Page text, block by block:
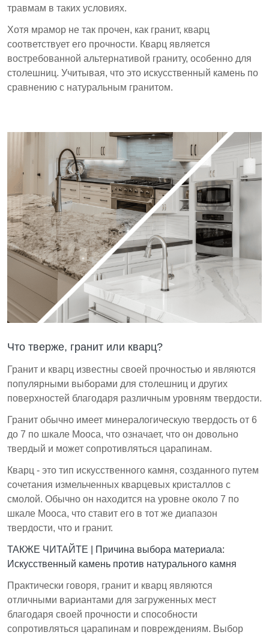
травмам в таких условиях.
Хотя мрамор не так прочен, как гранит, кварц
соответствует его прочности. Кварц является
востребованной альтернативой граниту, особенно для
столешниц. Учитывая, что это искусственный камень по
сравнению с натуральным гранитом.
Что тверже, гранит или кварц?
Гранит и кварц известны своей прочностью и являются
популярными выборами для столешниц и других
поверхностей благодаря различным уровням твердости.
Гранит обычно имеет минералогическую твердость от 6
до 7 по шкале Мооса, что означает, что он довольно
твердый и может сопротивляться царапинам.
Кварц - это тип искусственного камня, созданного путем
сочетания измельченных кварцевых кристаллов с
смолой. Обычно он находится на уровне около 7 по
шкале Мооса, что ставит его в тот же диапазон
твердости, что и гранит.
ТАКЖЕ ЧИТАЙТЕ |
Причина выбора материала:
Искусственный камень против натурального камня
Практически говоря, гранит и кварц являются
отличными вариантами для загруженных мест
благодаря своей прочности и способности
сопротивляться царапинам и повреждениям. Выбор